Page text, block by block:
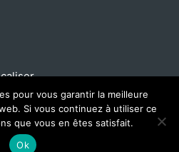
légales
Reserved 2021
pour vous garantir la meilleure
Si vous continuez à utiliser ce
que vous en êtes satisfait.
Ok